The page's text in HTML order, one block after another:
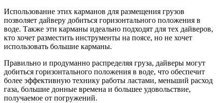
Использование этих карманов для размещения грузов
позволяет дайверу добиться горизонтального положения в
воде. Также эти карманы идеально подходят для тех дайверов,
кто хочет разместить инструменты на поясе, но не хочет
использовать большие карманы.
Правильно и продуманно распределяя груза, дайверы могут
добиться горизонтального положения в воде, что обеспечит
более эффективную технику работы ластами, меньший расход
газа, большие донные времена и большее удовольствие,
получаемое от погружений.